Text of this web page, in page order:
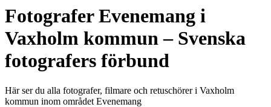
FotograferEvenemang i
Vaxholm kommun– Svenska
fotografers förbund
Här ser du alla fotografer, filmare och retuschörer i Vaxholm
kommun inom området Evenemang